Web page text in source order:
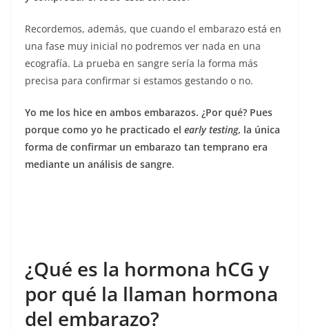
Recordemos, además, que cuando el embarazo está en
una fase muy inicial no podremos ver nada en una
ecografía. La prueba en sangre sería la forma más
precisa para confirmar si estamos gestando o no.
Yo me los hice en ambos embarazos. ¿Por qué? Pues
porque como yo he practicado el early testing, la única
forma de confirmar un embarazo tan temprano era
mediante un análisis de sangre.
¿Qué es la hormona hCG y
por qué la llaman hormona
del embarazo?